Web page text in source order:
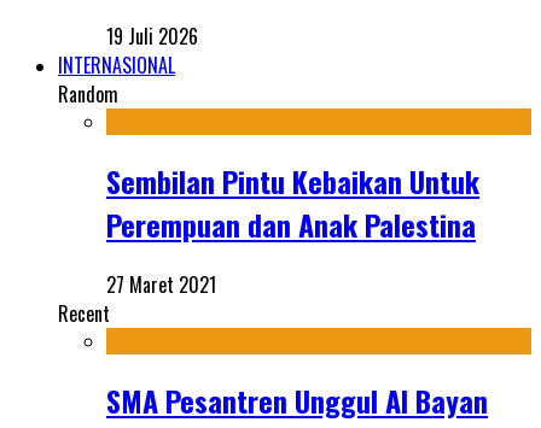
19 Juli 2026
INTERNASIONAL
Random
Sembilan Pintu Kebaikan Untuk
Perempuan dan Anak Palestina
27 Maret 2021
Recent
SMA Pesantren Unggul Al Bayan